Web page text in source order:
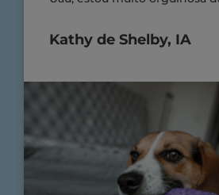
Kathy de Shelby, IA